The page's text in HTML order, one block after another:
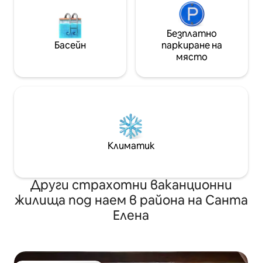
Басейн
Безплатно
паркиране на
място
Климатик
Други страхотни ваканционни
жилища под наем в района на Санта
Елена